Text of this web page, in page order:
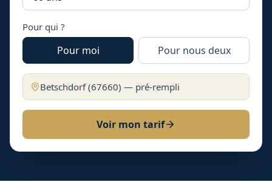
Pour qui ?
Pour moi Pour nous deux
Betschdorf(67660) — pré-rempli
Voir mon tarif